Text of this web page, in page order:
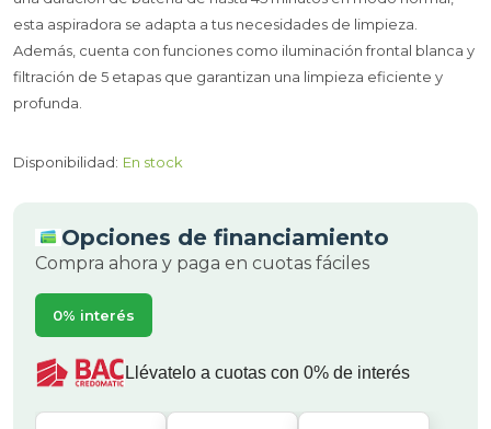
esta aspiradora se adapta a tus necesidades de limpieza.
Además, cuenta con funciones como iluminación frontal blanca y
filtración de 5 etapas que garantizan una limpieza eficiente y
profunda.
Disponibilidad: En stock
Opciones de financiamiento
Compra ahora y paga en cuotas fáciles
0% interés
Llévatelo a cuotas con 0% de interés